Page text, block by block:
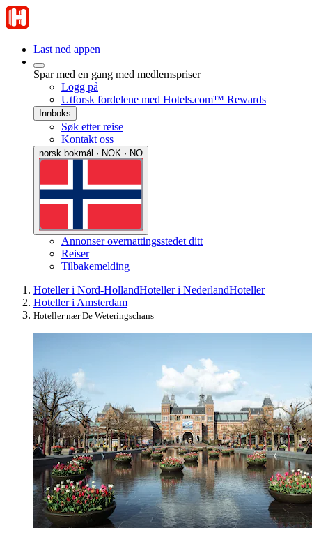
Last ned appen
Spar med en gang med medlemspriser
Logg på
Utforsk fordelene med Hotels.com™ Rewards
Innboks
Søk etter reise
Kontakt oss
norsk bokmål · NOK · NO
Annonser overnattingsstedet ditt
Reiser
Tilbakemelding
Hoteller i Nord-HollandHoteller i NederlandHoteller
Hoteller i Amsterdam
Hoteller nær De Weteringschans